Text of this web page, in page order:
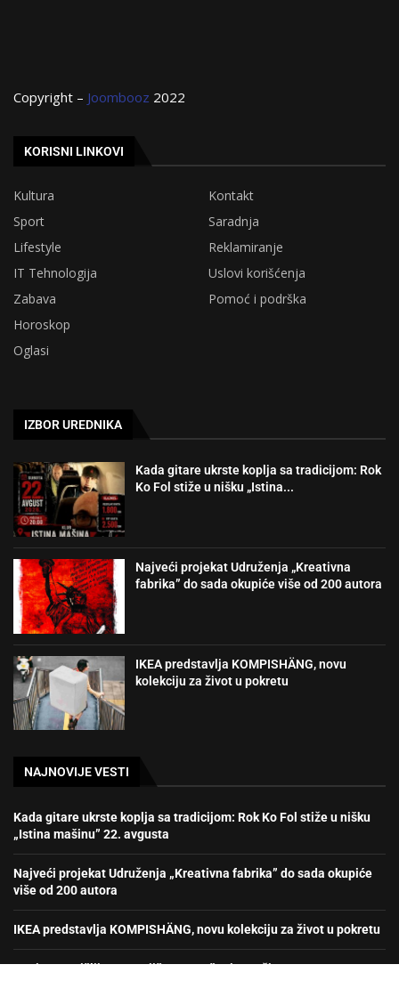
Copyright – Joombooz 2022
KORISNI LINKOVI
Kultura
Kontakt
Sport
Saradnja
Lifestyle
Reklamiranje
IT Tehnologija
Uslovi korišćenja
Zabava
Pomoć i podrška
Horoskop
Oglasi
IZBOR UREDNIKA
Kada gitare ukrste koplja sa tradicijom: Rok
Ko Fol stiže u nišku „Istina...
Najveći projekat Udruženja „Kreativna
fabrika” do sada okupiće više od 200 autora
IKEA predstavlja KOMPISHÄNG, novu
kolekciju za život u pokretu
NAJNOVIJE VESTI
Kada gitare ukrste koplja sa tradicijom: Rok Ko Fol stiže u nišku
„Istina mašinu” 22. avgusta
Najveći projekat Udruženja „Kreativna fabrika” do sada okupiće
više od 200 autora
IKEA predstavlja KOMPISHÄNG, novu kolekciju za život u pokretu
U pritvoru Nišlija osumnjičen za nošenje oružja